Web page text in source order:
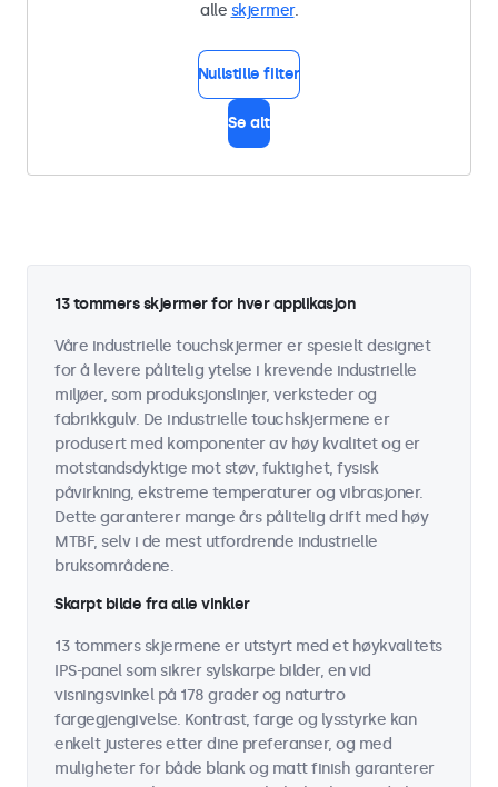
alle skjermer.
Nullstille filter
Se alt
13 tommers skjermer for hver applikasjon
Våre industrielle touchskjermer er spesielt designet
for å levere pålitelig ytelse i krevende industrielle
miljøer, som produksjonslinjer, verksteder og
fabrikkgulv. De industrielle touchskjermene er
produsert med komponenter av høy kvalitet og er
motstandsdyktige mot støv, fuktighet, fysisk
påvirkning, ekstreme temperaturer og vibrasjoner.
Dette garanterer mange års pålitelig drift med høy
MTBF, selv i de mest utfordrende industrielle
bruksområdene.
Skarpt bilde fra alle vinkler
13 tommers skjermene er utstyrt med et høykvalitets
IPS-panel som sikrer sylskarpe bilder, en vid
visningsvinkel på 178 grader og naturtro
fargegjengivelse. Kontrast, farge og lysstyrke kan
enkelt justeres etter dine preferanser, og med
muligheter for både blank og matt finish garanterer